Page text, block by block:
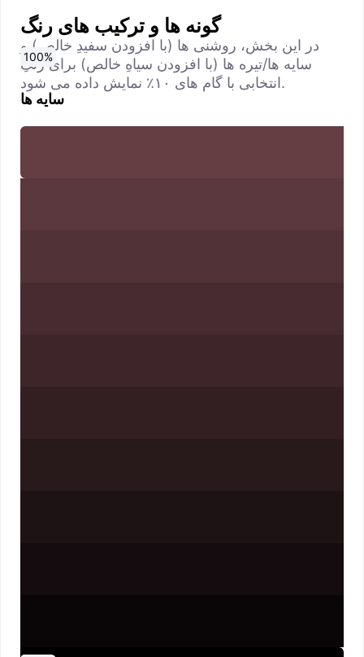
گونه ها و ترکیب های رنگ
در این بخش، روشنی ها (با افزودن سفیدِ خالص) و
سایه ها/تیره ها (با افزودن سیاهِ خالص) برای رنگِ
انتخابی با گام های ۱۰٪ نمایش داده می شود.
سایه ها
0%
10%
20%
30%
40%
50%
60%
70%
80%
90%
100%